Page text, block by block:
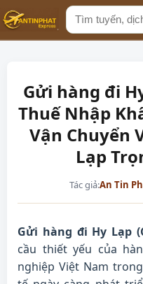
Tìm
kiếm
Gửi hàng đi
Thuế Nhập
Vận Chuyển
Lạp
Tác giả:An Tin
Gửi hàng đi Hy Lạp
cầu thiết yếu của
nghiệp Việt Nam